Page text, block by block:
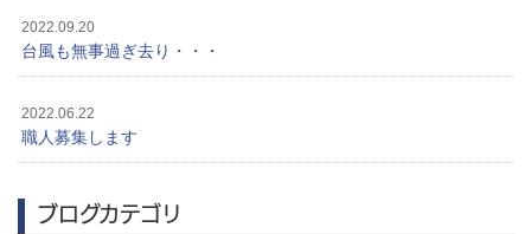
2022.09.20
台風も無事過ぎ去り・・・
2022.06.22
職人募集します
ブログカテゴリ